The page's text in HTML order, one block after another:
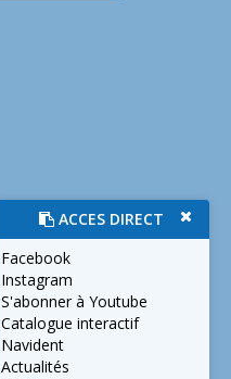
ACCES DIRECT
Facebook
Instagram
S'abonner à Youtube
Catalogue interactif
Navident
Actualités